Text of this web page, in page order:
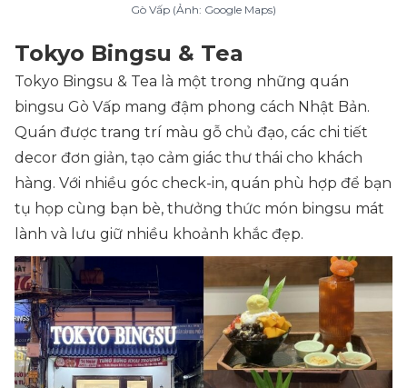
Gò Vấp (Ảnh: Google Maps)
Tokyo Bingsu & Tea
Tokyo Bingsu & Tea là một trong những quán
bingsu Gò Vấp mang đậm phong cách Nhật Bản.
Quán được trang trí màu gỗ chủ đạo, các chi tiết
decor đơn giản, tạo cảm giác thư thái cho khách
hàng. Với nhiều góc check-in, quán phù hợp để bạn
tụ họp cùng bạn bè, thưởng thức món bingsu mát
lành và lưu giữ nhiều khoảnh khắc đẹp.